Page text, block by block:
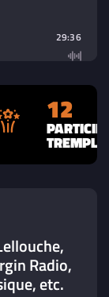
29:36
- 02:57
12
Radio,
etc.